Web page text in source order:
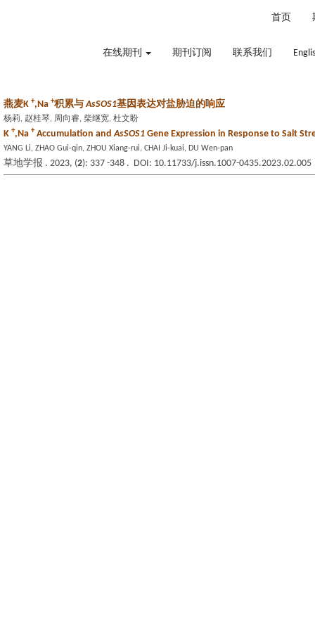
首页
在线期刊 期刊订阅 联系我们
燕麦K +,Na +积累与AsSOS1基因表达对盐胁迫的响应
杨莉, 赵桂琴, 周向睿, 柴继宽, 杜文盼
K +,Na + Accumulation andAsSOS1 Gene Expression in Response to Salt
YANG Li, ZHAO Gui-qin, ZHOU Xiang-rui, CHAI Ji-kuai, DU Wen-pan
草地学报 . 2023, (2): 337 -348 . DOI: 10.11733/j.issn.1007-0435.2023.02.005